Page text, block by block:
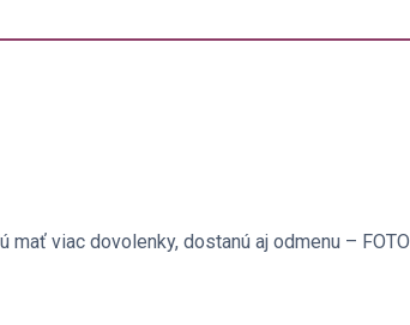
viac dovolenky, dostanú aj odmenu – FOTO